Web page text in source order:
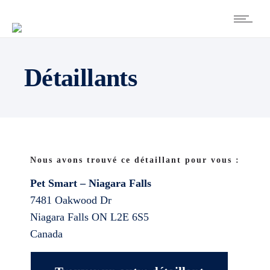
Détaillants
Nous avons trouvé ce détaillant pour vous :
Pet Smart – Niagara Falls
7481 Oakwood Dr
Niagara Falls ON L2E 6S5
Canada